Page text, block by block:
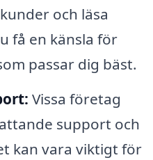
och läsa
få en känsla för
passar dig bäst.
Vissa företag
support och
kan vara viktigt för